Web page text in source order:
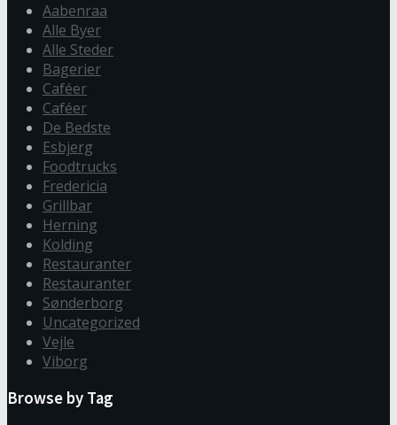
Aabenraa
Alle Byer
Alle Steder
Bagerier
Caféer
Caféer
De Bedste
Esbjerg
Foodtrucks
Fredericia
Grillbar
Herning
Kolding
Restauranter
Restauranter
Sønderborg
Uncategorized
Vejle
Viborg
Browse by Tag